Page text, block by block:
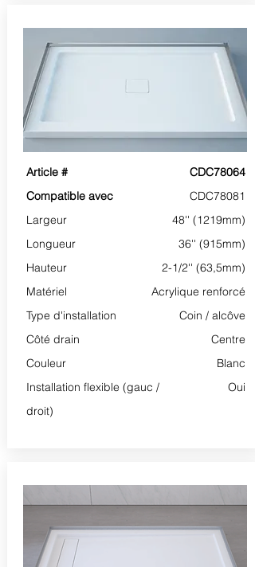
Article #
Compatible avec
Largeur
Longueur
Hauteur
Matériel
Type d'installation
Côté drain
Couleur
Installation flexible (gauc /
droit)
CDC78064
CDC78081
48'' (1219mm)
36'' (915mm)
2-1/2'' (63,5mm)
Acrylique renforcé
Coin / alcôve
Centre
Blanc
Oui